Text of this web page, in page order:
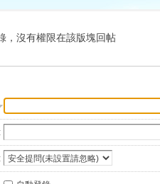
，沒有權限在該版塊回帖